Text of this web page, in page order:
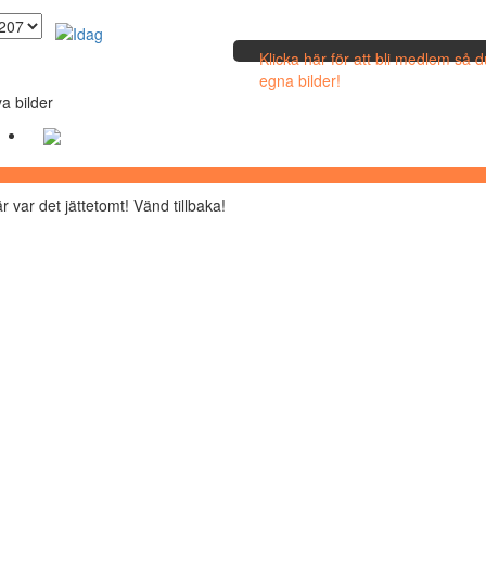
Klicka här för att bli medlem så
egna bilder!
bilder
var det jättetomt! Vänd tillbaka!